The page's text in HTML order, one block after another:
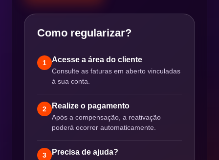
Como regularizar?
1 Acesse a área do cliente
Consulte as faturas em aberto vinculadas
à sua conta.
2 Realize o pagamento
Após a compensação, a reativação
poderá ocorrer automaticamente.
3 Precisa de ajuda?